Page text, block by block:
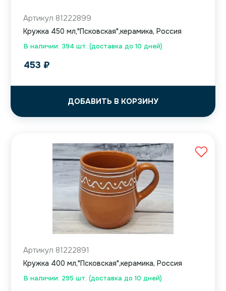
В наличии: 394 шт. (доставка до 10 дней)
Артикул 81222899
Кружка 450 мл,"Псковская",керамика, Россия
453 ₽
ДОБАВИТЬ В КОРЗИНУ
В наличии: 295 шт. (доставка до 10 дней)
Артикул 81222891
Кружка 400 мл,"Псковская",керамика, Россия